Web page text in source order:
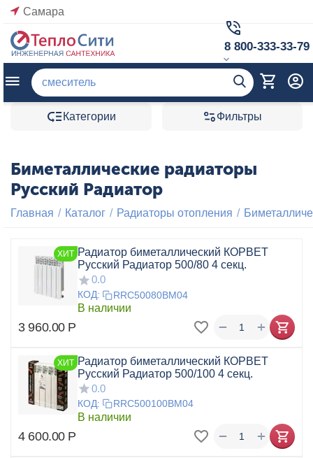
Самара
8 800-333-33-79
Категории Фильтры
Биметаллические радиаторы
Русский Радиатор
Главная / Каталог / Радиаторы отопления /
ХИТ Радиатор биметаллический КОРВЕТ
Русский Радиатор 500/80 4 секц.
0.0
КОД: RRC50080BM04
В наличии
3 960.00 Р +
−
ХИТ Радиатор биметаллический КОРВЕТ
Русский Радиатор 500/100 4 секц.
0.0
КОД: RRC500100BM04
В наличии
4 600.00 Р +
−